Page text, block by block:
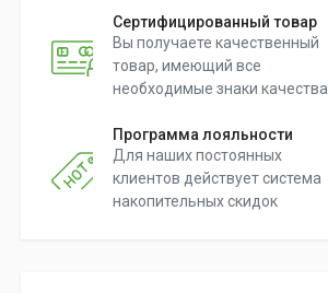
Сертифицированный товар
Вы получаете качественный
товар, имеющий все
необходимые знаки качества
Программа лояльности
Для наших постоянных
клиентов действует система
накопительных скидок